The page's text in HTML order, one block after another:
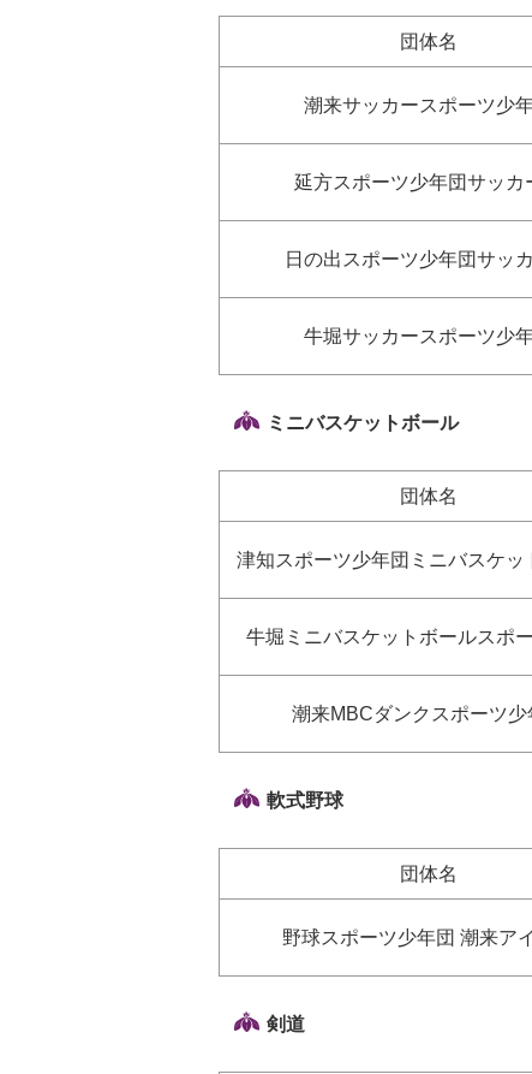
団体名
潮来サッカースポーツ少
延方スポーツ少年団サッカ
日の出スポーツ少年団サッ
牛堀サッカースポーツ少
ミニバスケットボール
団体名
津知スポーツ少年団ミニバスケッ
牛堀ミニバスケットボールスポ
潮来MBCダンクスポーツ少
軟式野球
団体名
野球スポーツ少年団 潮来ア
剣道